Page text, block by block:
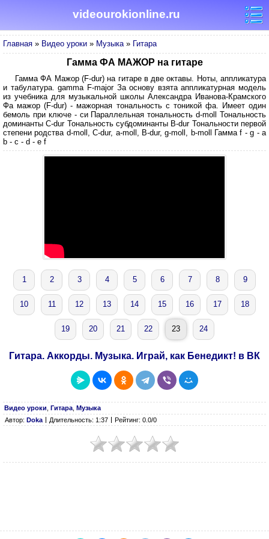
videourokionline.ru
Главная » Видео уроки » Музыка» Гитара
Гамма ФА МАЖОР на гитаре
Гамма ФА Мажор (F-dur) на гитаре в две октавы. Ноты, аппликатура
и табулатура. gamma F-major За основу взята аппликатурная модель
из учебника для музыкальной школы Александра Иванова-Крамского
Фа мажор (F-dur) - мажорная тональность с тоникой фа. Имеет один
бемоль при ключе - си Параллельная тональность d-moll Тональность
доминанты C-dur Тональность субдоминанты B-dur Тональности первой
степени родства d-moll, C-dur, a-moll, B-dur, g-moll, b-moll Гамма f - g - a
b - c - d - e f
1 2 3 4 5 6 7 8 9
10 11 12 13 14 15 16 17 18
19 20 21 22 23 24
Гитара. Аккорды. Музыка. Играй, как Бенедикт! в ВК
Видео уроки Гитара Музыка
Автор: Doka Длительность: 1:37 Рейтинг: 0.0/0